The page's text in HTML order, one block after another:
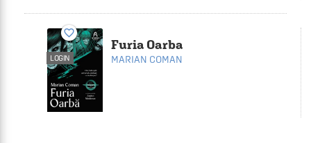
favorite_border
Furia Oarba
MARIAN COMAN
LOGIN